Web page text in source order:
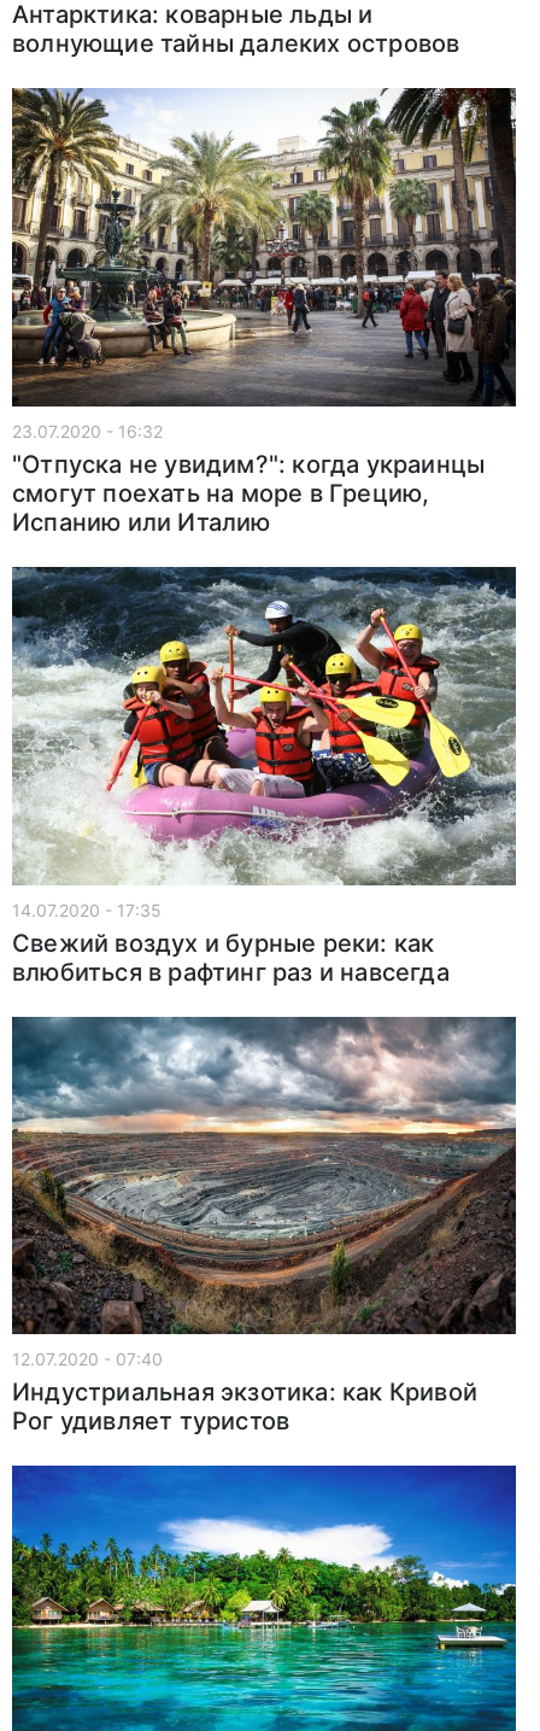
Антарктика: коварные льды и
волнующие тайны далеких островов
23.07.2020 - 16:32
"Отпуска не увидим?": когда украинцы
смогут поехать на море в Грецию,
Испанию или Италию
14.07.2020 - 17:35
Свежий воздух и бурные реки: как
влюбиться в рафтинг раз и навсегда
12.07.2020 - 07:40
Индустриальная экзотика: как Кривой
Рог удивляет туристов